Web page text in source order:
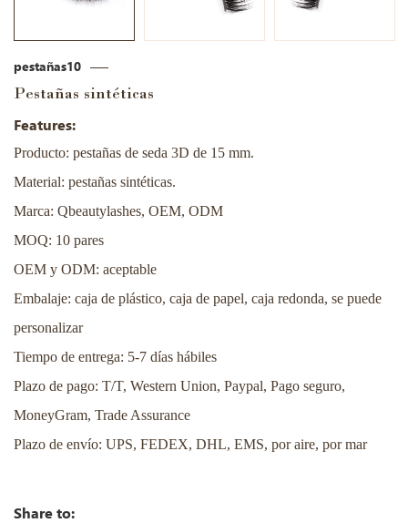
pestañas10
Pestañas sintéticas
Features:
Producto: pestañas de seda 3D de 15 mm.
Material: pestañas sintéticas.
Marca: Qbeautylashes, OEM, ODM
MOQ: 10 pares
OEM y ODM: aceptable
Embalaje: caja de plástico, caja de papel, caja redonda, se puede
personalizar
Tiempo de entrega: 5-7 días hábiles
Plazo de pago: T/T, Western Union, Paypal, Pago seguro,
MoneyGram, Trade Assurance
Plazo de envío: UPS, FEDEX, DHL, EMS, por aire, por mar
Share to: